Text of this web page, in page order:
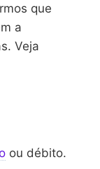
que
a
Veja
ou débito.